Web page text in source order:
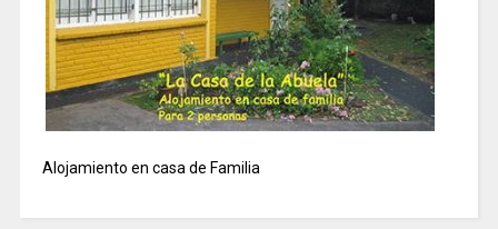
Alojamiento en casa de Familia